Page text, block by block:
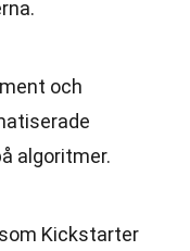
och
algoritmer.
Kickstarter